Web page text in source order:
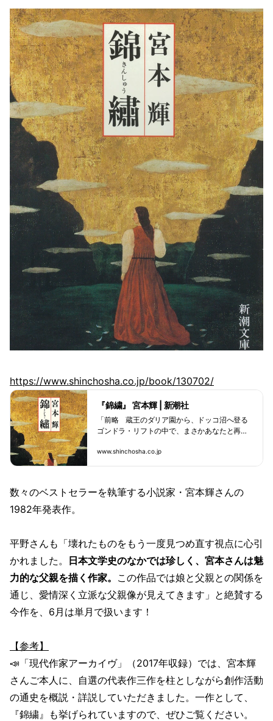
https://www.shinchosha.co.jp/book/130702/
『錦繍』 宮本輝 | 新潮社
「前略 蔵王のダリア園から、ドッコ沼へ登る
ゴンドラ・リフトの中で、まさかあなたと再会
た」運命的な事件ゆえ愛しながらも離婚した二
www.shinchosha.co.jp
数々のベストセラーを執筆する小説家・宮本輝さんの
1982年発表作。
平野さんも「壊れたものをもう一度見つめ直す視点に心引
かれました。 日本文学史のなかでは珍しく、宮本さんは魅
力的な父親を描く作家。 この作品では娘と父親との関係を
通じ、愛情深く立派な父親像が見えてきます」と絶賛する
今作を、6月は単月で扱います！
【参考】
📣「現代作家アーカイヴ」（2017年収録）では、宮本輝
さんご本人に、自選の代表作三作を柱としながら創作活動
の通史を概説・詳説していただきました。一作として、
『錦繍』も挙げられていますので、ぜひご覧ください。